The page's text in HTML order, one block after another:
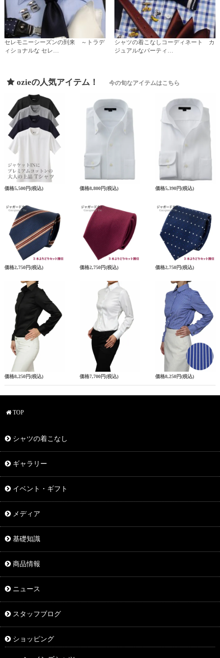
セレモニーシーズンの到来 ～トラデ
ィショナルな セレ…
シャツの着こなしコーディネート カ
ジュアルなパーティ…
ozieの人気アイテム！ 今の旬なアイテムはこちら
価格5,500円(税込) 価格8,800円(税込) 価格5,390円(税込)
価格2,750円(税込) 価格2,750円(税込) 価格2,750円(税込)
価格8,250円(税込) 価格7,700円(税込) 価格8,250円(税込)
TOP
シャツの着こなし
ギャラリー
イベント・ギフト
メディア
基礎知識
商品情報
ニュース
スタッフブログ
ショッピング